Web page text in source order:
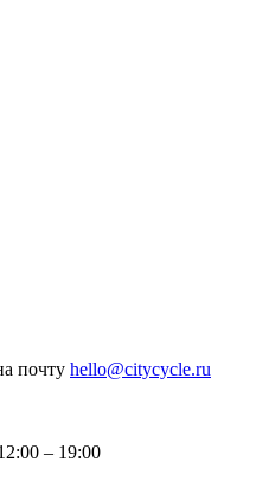
почту hello@citycycle.ru
– 19:00